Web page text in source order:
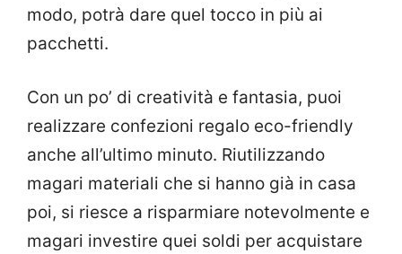
modo, potrà dare quel tocco in più ai
pacchetti.
Con un po’ di creatività e fantasia, puoi
realizzare confezioni regalo eco-friendly
anche all’ultimo minuto. Riutilizzando
magari materiali che si hanno già in casa
poi, si riesce a risparmiare notevolmente e
magari investire quei soldi per acquistare